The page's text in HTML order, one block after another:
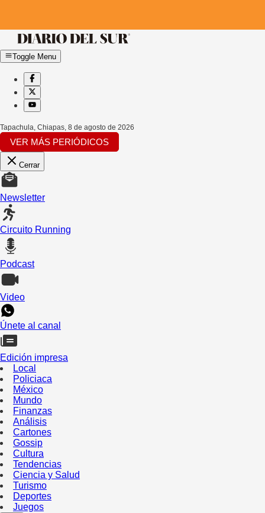
Toggle Menu
Tapachula, Chiapas, 8 de agosto de 2026
VER MÁS PERIÓDICOS
Cerrar
Newsletter
Circuito Running
Podcast
Video
Únete al canal
Edición impresa
Local
Policiaca
México
Mundo
Finanzas
Análisis
Cartones
Gossip
Cultura
Tendencias
Ciencia y Salud
Turismo
Deportes
Juegos